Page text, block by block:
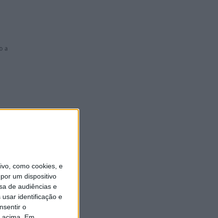
como cookies, e
um dispositivo
de audiências e
identificação e
o
a
em